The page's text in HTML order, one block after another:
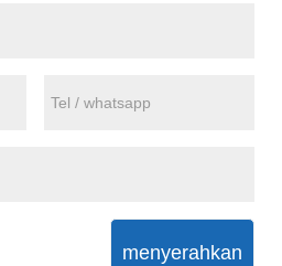
menyerahkan